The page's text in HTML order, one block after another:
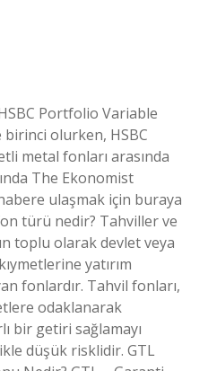
Portfolio Variable
olurken, HSBC
metal fonları arasında
The Ekonomist
ulaşmak için buraya
türü nedir? Tahviller ve
toplu olarak devlet veya
yatırım
fonlardır. Tahvil fonları,
odaklanarak
bir getiri sağlamayı
düşük risklidir. GTL